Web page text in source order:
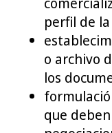
perfil de
o archivo
los
que